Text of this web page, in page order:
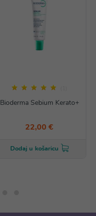
Bioderma Sebium Kerato+
22,00 €
Dodaj u košaricu